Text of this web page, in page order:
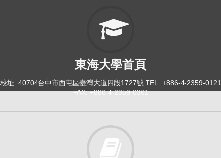
東海大學首頁
校址: 40704台中市西屯區臺灣大道四段1727號 TEL: +886-4-2359-0121
FAX: +886-4-2359-0361